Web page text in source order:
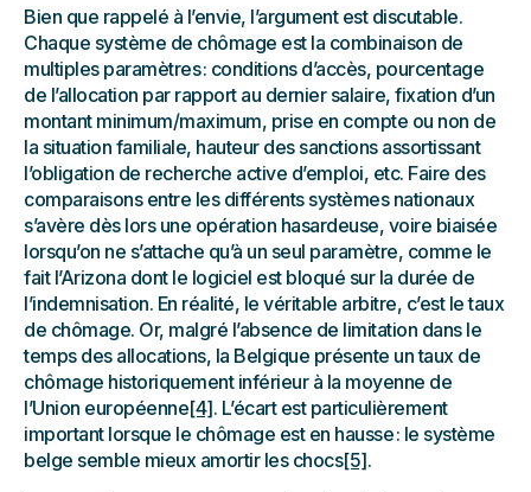
Bien que rappelé à l’envie, l’argument est discutable.
Chaque système de chômage est la combinaison de
multiples paramètres : conditions d’accès, pourcentage
de l’allocation par rapport au dernier salaire, fixation d’un
montant minimum/maximum, prise en compte ou non de
la situation familiale, hauteur des sanctions assortissant
l’obligation de recherche active d’emploi, etc. Faire des
comparaisons entre les différents systèmes nationaux
s’avère dès lors une opération hasardeuse, voire biaisée
lorsqu’on ne s’attache qu’à un seul paramètre, comme le
fait l’Arizona dont le logiciel est bloqué sur la durée de
l’indemnisation. En réalité, le véritable arbitre, c’est le taux
de chômage. Or, malgré l’absence de limitation dans le
temps des allocations, la Belgique présente un taux de
chômage historiquement inférieur à la moyenne de
l’Union européenne[4]. L’écart est particulièrement
important lorsque le chômage est en hausse : le système
belge semble mieux amortir les chocs[5].